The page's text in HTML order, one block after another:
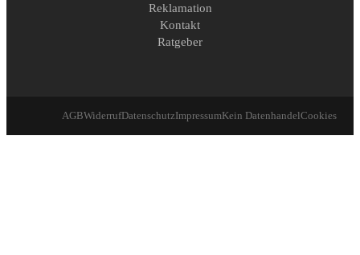
Reklamation
Kontakt
Ratgeber
AGBWiderrufDatenschutzImpressumKein DatenhandelCookies